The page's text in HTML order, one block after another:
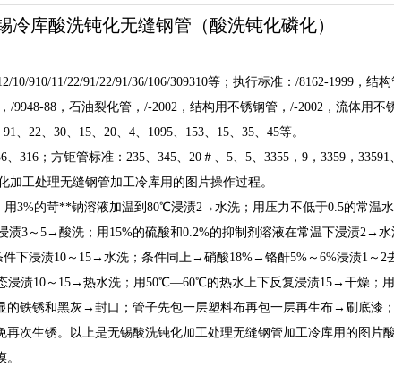
冷库酸洗钝化无缝钢管（酸洗钝化磷化）
10/910/11/22/91/22/91/36/106/309310等；执行标准：/8162-1999，结
9948-88，石油裂化管，/-2002，结构用不锈钢管，/-2002，流体用
、22、30、15、20、4、1095、153、15、35、45等。
316；方钜管标准：235、345、20＃、5、5、3355，9，3359，
加工处理无缝钢管加工冷库用的图片操作过程。
3%的苛**钠溶液加温到80℃浸渍2→水洗；用压力不低于0.5的常温
3～5→酸洗；用15%的硫酸和0.2%的抑制剂溶液在常温下浸渍2→
下浸渍10～15→水洗；条件同上→硝酸18%→铬酐5%～6%浸渍1
浸渍10～15→热水洗；用50℃—60℃的热水上下反复浸渍15→干燥；
的铁锈和黑灰→封口；管子先包一层塑料布再包一层再生布→刷底漆
次生锈。以上是无锡酸洗钝化加工处理无缝钢管加工冷库用的图片